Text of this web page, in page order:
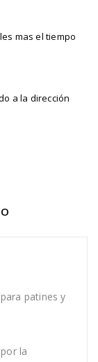
mas el tiempo
a la dirección
patines y
la